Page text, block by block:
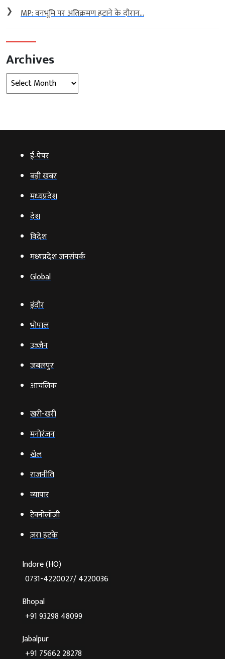
❯ MP: वनभूमि पर अतिक्रमण हटाने के दौरान...
Archives
Archives
ई‑पेपर
बड़ी खबर
मध्‍यप्रदेश
देश
विदेश
मध्यप्रदेश जनसंपर्क
Global
इंदौर
भोपाल
उज्‍जैन
जबलपुर
आचंलिक
खरी-खरी
मनोरंजन
खेल
राजनीति
व्‍यापार
टेक्‍नोलॉजी
ज़रा हटके
Indore (HO)
0731-4220027/ 4220036
Bhopal
+91 93298 48099
Jabalpur
+91 75662 28278